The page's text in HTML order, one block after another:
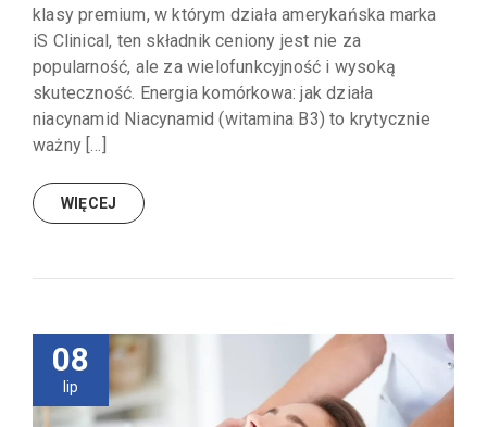
klasy premium, w którym działa amerykańska marka
iS Clinical, ten składnik ceniony jest nie za
popularność, ale za wielofunkcyjność i wysoką
skuteczność. Energia komórkowa: jak działa
niacynamid Niacynamid (witamina B3) to krytycznie
ważny […]
WIĘCEJ
08
lip